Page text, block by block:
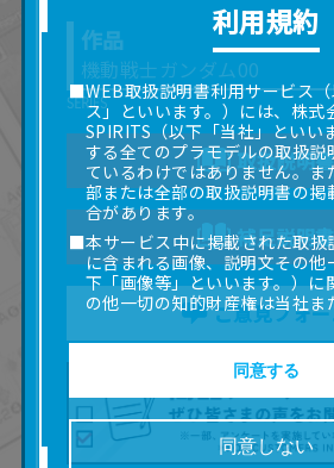
作品
機動戦士ガンダム00
取扱説明書
補足説明書
ご意見フォ
利用規約
■WEB取扱説明書利用サービス
ス」といいます。）には、株式
SPIRITS（以下「当社」といい
する全てのプラモデルの取扱説
ているわけではありません。ま
部または全部の取扱説明書の掲
合があります。
■本サービス中に掲載された取扱
に含まれる画像、説明文その他
下「画像等」といいます。）に
の他一切の知的財産権は当社ま
の許諾を受ける第三者に帰属し
使用（本サービス内の意見投稿
等の利用を含みます。）を超え
複写、改変、掲示、頒布、配信
を含むがこれに限りません。）
いたします。
同意しない
同意する